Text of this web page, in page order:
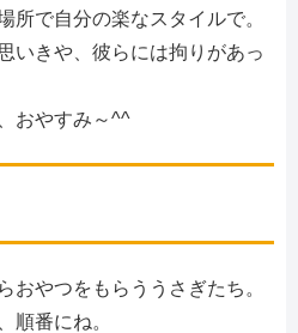
所で自分の楽なスタイルで。
いきや、彼らには拘りがあっ
おやすみ～^^
おやつをもらううさぎたち。
順番にね。